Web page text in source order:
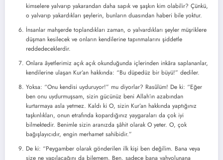
kimselere yalvarıp yakarandan daha sapık ve şaşkın kim olabilir? Çünkü,
o yalvarıp yakardıkları şeylerin, bunların duasından haberi bile yoktur.
İnsanlar mahşerde toplandıkları zaman, o yalvardıkları şeyler müşriklere
düşman kesilecek ve onların kendilerine tapınmalarını şiddetle
reddedeceklerdir.
Onlara âyetlerimiz açık açık okunduğunda içlerinden inkâra saplananlar,
kendilerine ulaşan Kur’an hakkında: “Bu düpedüz bir büyü!” dediler.
Yoksa: “Onu kendisi uyduruyor!” mu diyorlar? Rasûlüm! De ki: “Eğer
ben onu uydurmuşsam, sizin gücünüz beni Allah’ın azabından
kurtarmaya asla yetmez. Kaldı ki O, sizin Kur’an hakkında yaptığınız
taşkınlıkları, onun etrafında kopardığınız yaygaraları da çok iyi
bilmektedir. Benimle sizin aranızda şâhit olarak O yeter. O, çok
bağışlayıcıdır, engin merhamet sahibidir.”
De ki: “Peygamber olarak gönderilen ilk kişi ben değilim. Bana veya
size ne yapılacağını da bilemem. Ben, sadece bana vahyolunana